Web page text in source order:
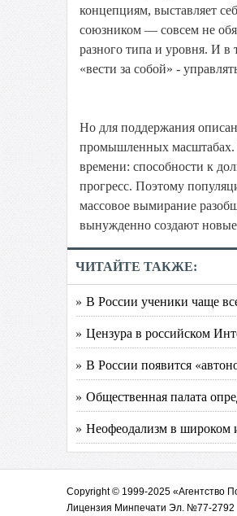
концепциям, выставляет
союзником — совсем не
разного типа и уровня. И в
«вести за собой» -
Но для поддержания
промышленных масштабах.
времени: способности к
прогресс. Поэтому
массовое вымирание
вынужденно создают
ЧИТАЙТЕ ТАКЖЕ:
» В России ученики чаще
» Цензура в российском
» В России появится
» Общественная палата
» Неофеодализм в широком
Copyright © 1999-2025 «Агентство
Лицензия Минпечати Эл. №77-2792